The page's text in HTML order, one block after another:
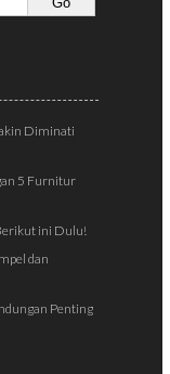
Diminati
5 Furnitur
ini Dulu!
dan
Penting